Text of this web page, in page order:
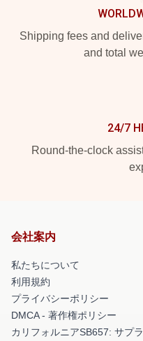
Shipping fees and
and total
24/7
Round-the-clock
会社案内
私たちについて
利用規約
プライバシーポリシー
DMCA - 著作権ポリシー
カリフォルニアSB657: サプ